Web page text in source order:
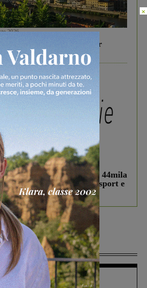
2026
a Firenze: 5 idee per far
figli
2026
Smart Cities, oltre 44mila
torna il bando per lo sport e
Estrair
1 Agosto 2026
×